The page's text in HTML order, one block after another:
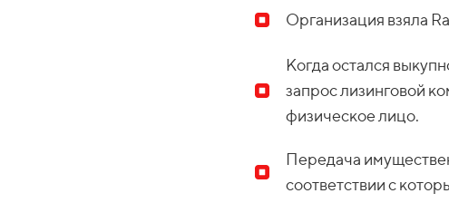
Организация взяла
Когда остался
запрос лизинговой
физическое лицо.
Передача
соответствии с